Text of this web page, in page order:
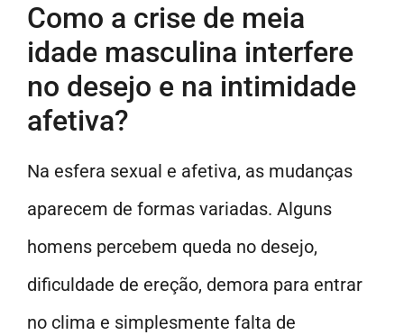
Como a crise de meia
idade masculina interfere
no desejo e na intimidade
afetiva?
Na esfera sexual e afetiva, as mudanças
aparecem de formas variadas. Alguns
homens percebem queda no desejo,
dificuldade de ereção, demora para entrar
no clima e simplesmente falta de